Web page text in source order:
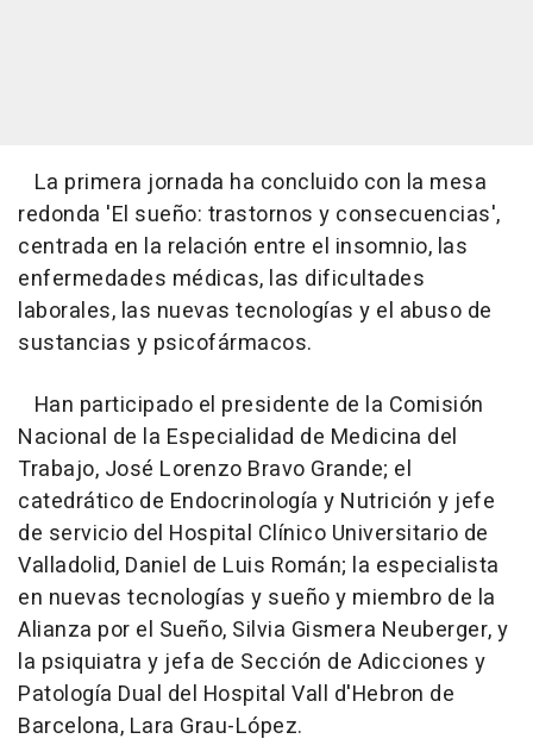
La primera jornada ha concluido con la mesa
redonda 'El sueño: trastornos y consecuencias',
centrada en la relación entre el insomnio, las
enfermedades médicas, las dificultades
laborales, las nuevas tecnologías y el abuso de
sustancias y psicofármacos.
Han participado el presidente de la Comisión
Nacional de la Especialidad de Medicina del
Trabajo, José Lorenzo Bravo Grande; el
catedrático de Endocrinología y Nutrición y jefe
de servicio del Hospital Clínico Universitario de
Valladolid, Daniel de Luis Román; la especialista
en nuevas tecnologías y sueño y miembro de la
Alianza por el Sueño, Silvia Gismera Neuberger, y
la psiquiatra y jefa de Sección de Adicciones y
Patología Dual del Hospital Vall d'Hebron de
Barcelona, Lara Grau-López.